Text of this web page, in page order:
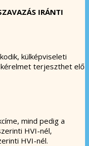
IRÁNTI
külképviseleti
terjeszthet elő
mind pedig a
HVI-nél,
HVI-nél.